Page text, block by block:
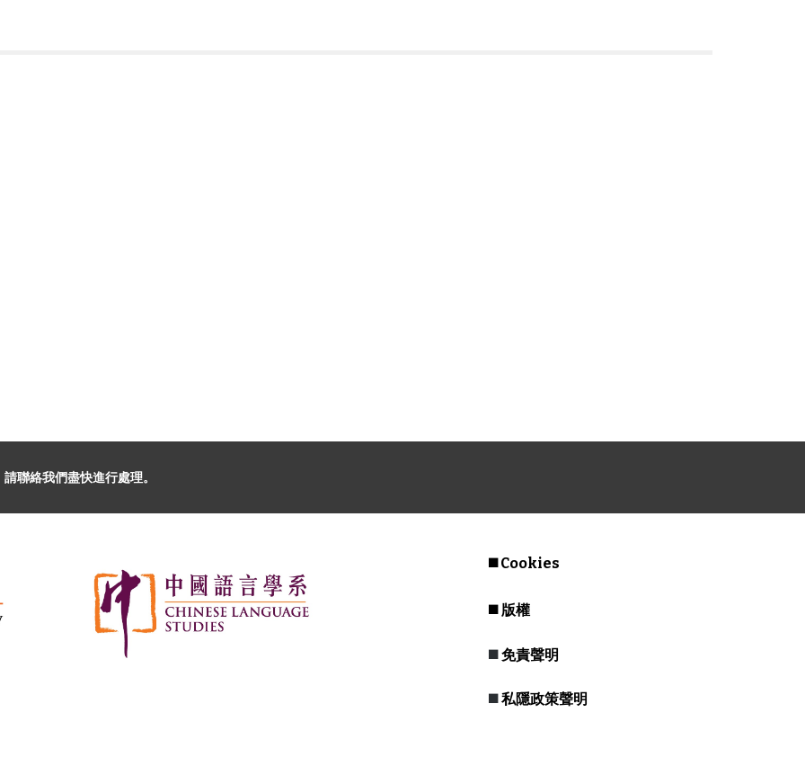
請聯絡我們盡快進行處理。
◼️Cookies
◼️ 版權
◼️免責聲明
◼️私隱政策聲明